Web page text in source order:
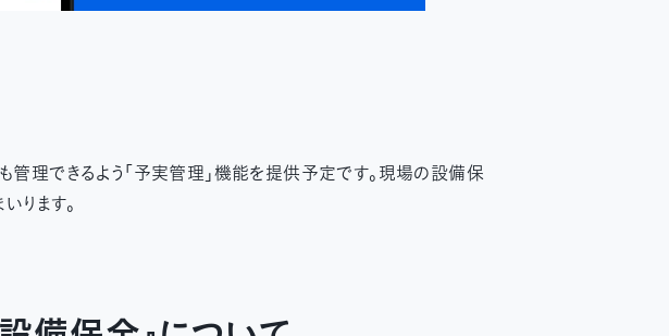
理できるよう「予実管理」機能を提供予定です。現場の設備保
ります。